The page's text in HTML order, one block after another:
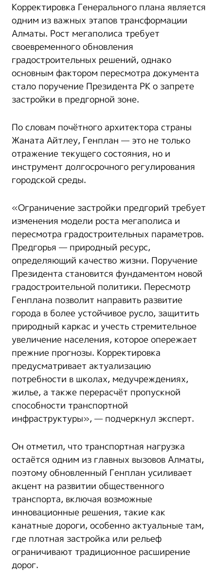
Корректировка Генерального плана является
одним из важных этапов трансформации
Алматы. Рост мегаполиса требует
своевременного обновления
градостроительных решений, однако
основным фактором пересмотра документа
стало поручение Президента РК о запрете
застройки в предгорной зоне.
По словам почётного архитектора страны
Жаната Айтлеу, Генплан — это не только
отражение текущего состояния, но и
инструмент долгосрочного регулирования
городской среды.
«Ограничение застройки предгорий требует
изменения модели роста мегаполиса и
пересмотра градостроительных параметров.
Предгорья — природный ресурс,
определяющий качество жизни. Поручение
Президента становится фундаментом новой
градостроительной политики. Пересмотр
Генплана позволит направить развитие
города в более устойчивое русло, защитить
природный каркас и учесть стремительное
увеличение населения, которое опережает
прежние прогнозы. Корректировка
предусматривает актуализацию
потребности в школах, медучреждениях,
жилье, а также перерасчёт пропускной
способности транспортной
инфраструктуры», — подчеркнул эксперт.
Он отметил, что транспортная нагрузка
остаётся одним из главных вызовов Алматы,
поэтому обновленный Генплан усиливает
акцент на развитии общественного
транспорта, включая возможные
инновационные решения, такие как
канатные дороги, особенно актуальные там,
где плотная застройка или рельеф
ограничивают традиционное расширение
дорог.